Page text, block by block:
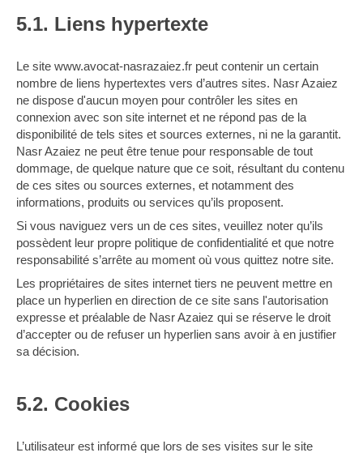
5.1. Liens hypertexte
Le site www.avocat-nasrazaiez.fr peut contenir un certain
nombre de liens hypertextes vers d’autres sites. Nasr Azaiez
ne dispose d'aucun moyen pour contrôler les sites en
connexion avec son site internet et ne répond pas de la
disponibilité de tels sites et sources externes, ni ne la garantit.
Nasr Azaiez ne peut être tenue pour responsable de tout
dommage, de quelque nature que ce soit, résultant du contenu
de ces sites ou sources externes, et notamment des
informations, produits ou services qu’ils proposent.
Si vous naviguez vers un de ces sites, veuillez noter qu’ils
possèdent leur propre politique de confidentialité et que notre
responsabilité s’arrête au moment où vous quittez notre site.
Les propriétaires de sites internet tiers ne peuvent mettre en
place un hyperlien en direction de ce site sans l'autorisation
expresse et préalable de Nasr Azaiez qui se réserve le droit
d’accepter ou de refuser un hyperlien sans avoir à en justifier
sa décision.
5.2. Cookies
L’utilisateur est informé que lors de ses visites sur le site